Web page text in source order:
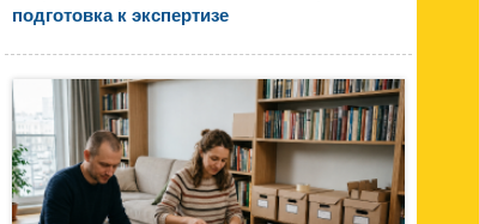
подготовка к экспертизе